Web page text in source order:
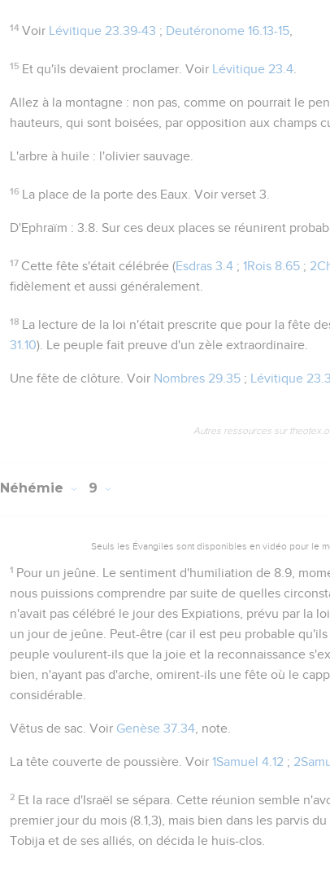
14 Voir Lévitique 23.39-43 ; Deutéronome 16.13-15
15 Et qu'ils devaient proclamer . Voir Lévitique 23.4
Allez à la montagne : non pas, comme on pourrait le
hauteurs, qui sont boisées, par opposition aux champs
L'arbre à huile : l'olivier sauvage.
16 La place de la porte des Eaux . Voir verset 3.
D'Ephraïm : 3.8 . Sur ces deux places se réunirent
17 Cette fête s'était célébrée (Esdras 3.4 ;1Rois 8.65 ;
fidèlement et aussi généralement.
18 La lecture de la loi n'était prescrite que pour la fête
31.10). Le peuple fait preuve d'un zèle extraordinaire.
Une fête de clôture . Voir Nombres 29.35 ; Lévitique
Autres ressources sur
Néhémie 9
Seuls les Évangiles sont disponibles en vidéo pour le
1 Pour un jeûne . Le sentiment d'humiliation de 8.9 ,
nous puissions comprendre par suite de quelles
n'avait pas célébré le jour des Expiations, prévu par la
un jour de jeûne. Peut-être (car il est peu probable
peuple voulurent-ils que la joie et la reconnaissance
bien, n'ayant pas d'arche, omirent-ils une fête où le
considérable.
Vêtus de sac . Voir Genèse 37.34 , note.
La tête couverte de poussière . Voir 1Samuel 4.12 ;
2 Et la race d'Israël se sépara . Cette réunion semble
premier jour du mois (8.1,3), mais bien dans les parvis
Tobija et de ses alliés, on décida le huis-clos.